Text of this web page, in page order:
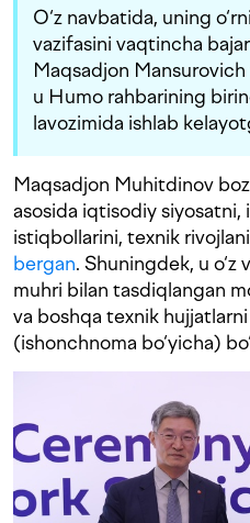
O‘z navbatida, uning
vazifasini vaqtincha
Maqsadjon
u Humo rahbarining
lavozimida ishlab
Maqsadjon Muhitdinov
asosida iqtisodiy siyosatni,
istiqbollarini, texnik
bergan. Shuningdek, u
muhri bilan tasdiqlangan
va boshqa texnik
(ishonchnoma bo‘yicha)